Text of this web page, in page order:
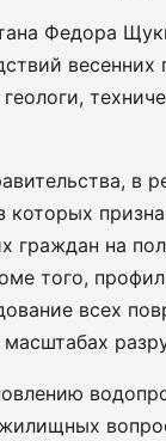
Федора
весенних
в
граждан на
того,
всех